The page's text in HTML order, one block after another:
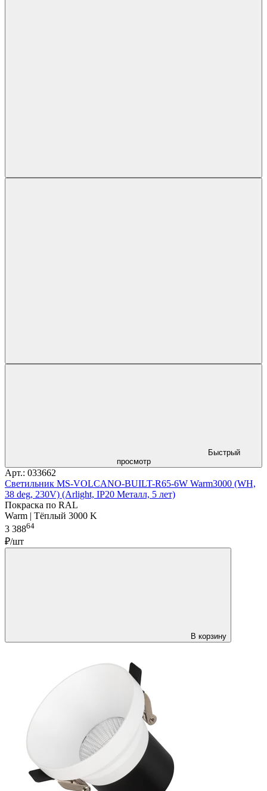
Быстрый
просмотр
Арт.: 033662
Светильник MS-VOLCANO-BUILT-R65-6W Warm3000 (WH,
38 deg, 230V) (Arlight, IP20 Металл, 5 лет)
Покраска по RAL
Warm | Тёплый 3000 K
3 38864
₽/шт
В корзину